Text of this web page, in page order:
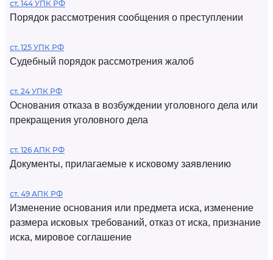
ст. 144 УПК РФ
Порядок рассмотрения сообщения о преступлении
ст. 125 УПК РФ
Судебный порядок рассмотрения жалоб
ст. 24 УПК РФ
Основания отказа в возбуждении уголовного дела или
прекращения уголовного дела
ст. 126 АПК РФ
Документы, прилагаемые к исковому заявлению
ст. 49 АПК РФ
Изменение основания или предмета иска, изменение
размера исковых требований, отказ от иска, признание
иска, мировое соглашение